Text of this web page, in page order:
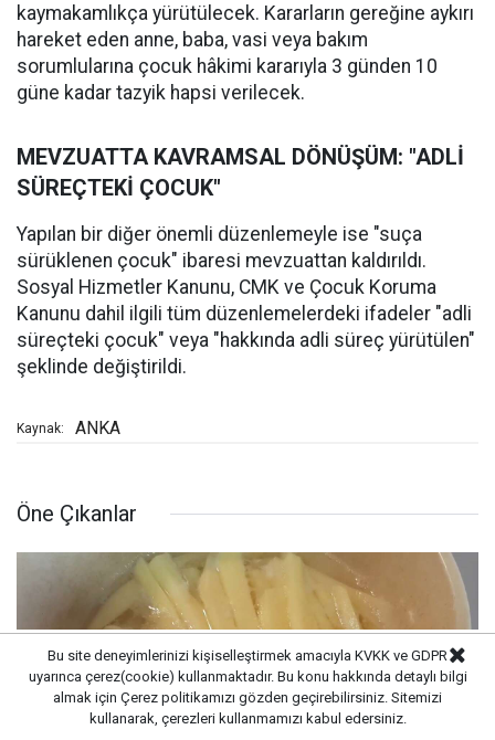
kaymakamlıkça yürütülecek. Kararların gereğine aykırı
hareket eden anne, baba, vasi veya bakım
sorumlularına çocuk hâkimi kararıyla 3 günden 10
güne kadar tazyik hapsi verilecek.
MEVZUATTA KAVRAMSAL DÖNÜŞÜM: "ADLİ
SÜREÇTEKİ ÇOCUK"
Yapılan bir diğer önemli düzenlemeyle ise "suça
sürüklenen çocuk" ibaresi mevzuattan kaldırıldı.
Sosyal Hizmetler Kanunu, CMK ve Çocuk Koruma
Kanunu dahil ilgili tüm düzenlemelerdeki ifadeler "adli
süreçteki çocuk" veya "hakkında adli süreç yürütülen"
şeklinde değiştirildi.
Kaynak: ANKA
Öne Çıkanlar
Bu site deneyimlerinizi kişiselleştirmek amacıyla KVKK ve GDPR
uyarınca çerez(cookie) kullanmaktadır. Bu konu hakkında detaylı bilgi
almak için Çerez politikamızı gözden geçirebilirsiniz. Sitemizi
kullanarak, çerezleri kullanmamızı kabul edersiniz.